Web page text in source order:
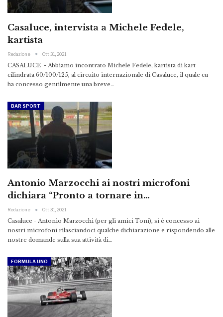
Casaluce, intervista a Michele Fedele,
kartista
Redazione Ott 31, 2021
CASALUCE - Abbiamo incontrato Michele Fedele, kartista di kart
cilindrata 60/100/125, al circuito internazionale di Casaluce, il quale cu
ha concesso gentilmente una breve…
BAR SPORT
Antonio Marzocchi ai nostri microfoni
dichiara “Pronto a tornare in…
Redazione Ott 31, 2021
Casaluce - Antonio Marzocchi (per gli amici Toni), si è concesso ai
nostri microfoni rilasciandoci qualche dichiarazione e rispondendo alle
nostre domande sulla sua attività di…
FORMULA UNO